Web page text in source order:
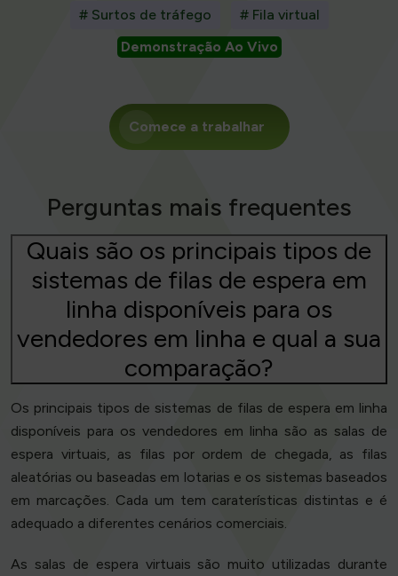
# Surtos de tráfego
# Fila virtual
Demonstração Ao Vivo
Comece a trabalhar
Perguntas mais frequentes
Quais são os principais tipos de
sistemas de filas de espera em
linha disponíveis para os
vendedores em linha e qual a sua
comparação?
Os principais tipos de sistemas de filas de espera em linha
disponíveis para os vendedores em linha são as salas de
espera virtuais, as filas por ordem de chegada, as filas
aleatórias ou baseadas em lotarias e os sistemas baseados
em marcações. Cada um tem caraterísticas distintas e é
adequado a diferentes cenários comerciais.
As salas de espera virtuais são muito utilizadas durante